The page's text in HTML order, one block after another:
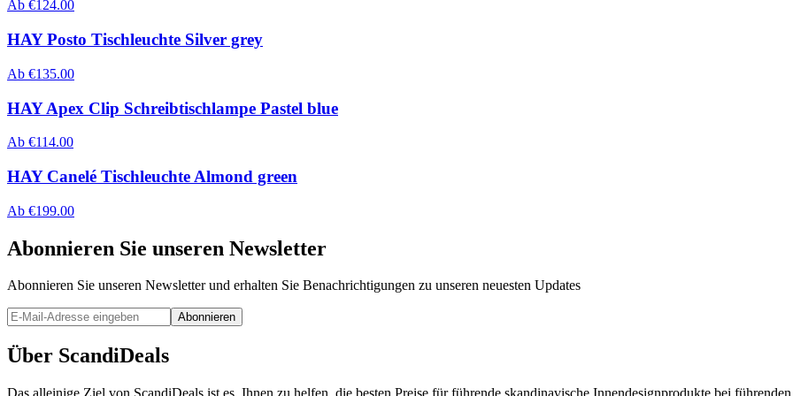
Ab €124.00
HAY Posto Tischleuchte Silver grey
Ab €135.00
HAY Apex Clip Schreibtischlampe Pastel blue
Ab €114.00
HAY Canelé Tischleuchte Almond green
Ab €199.00
Abonnieren Sie unseren Newsletter
Abonnieren Sie unseren Newsletter und erhalten Sie Benachrichtigungen zu unseren neuesten Updates
Abonnieren
Über ScandiDeals